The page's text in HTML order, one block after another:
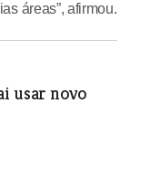
áreas”, afirmou.
usar novo